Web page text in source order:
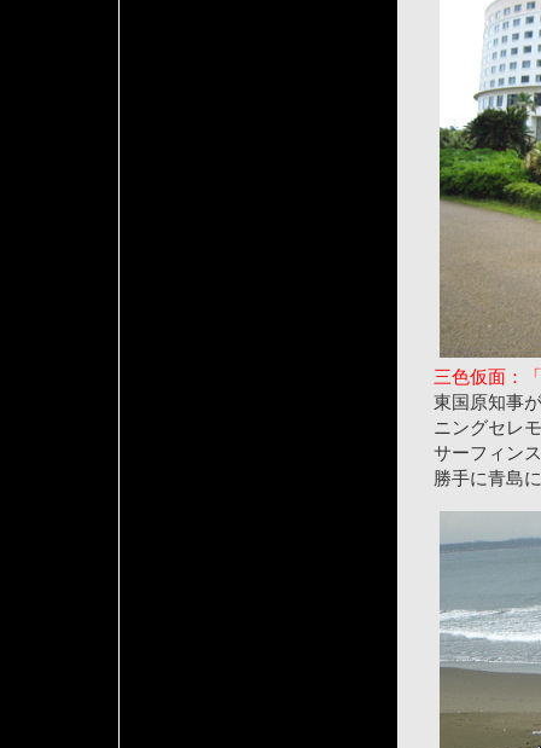
三色仮面：
東国原知事
ニングセレ
サーフィン
勝手に青島